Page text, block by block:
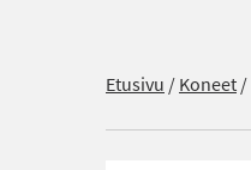
Etusivu /Koneet/